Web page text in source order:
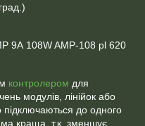
9А 108W AMP-108 pl 620
контролером для
модулів, лінійок або
підключаються до одного
краща, т.к. зменшує